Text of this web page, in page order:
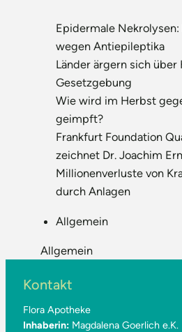
Epidermale
wegen Antiepileptika
Länder ärgern sich über
Gesetzgebung
Wie wird im Herbst
geimpft?
Frankfurt Foundation
zeichnet Dr. Joachim
Millionenverluste von
durch Anlagen
Allgemein
Allgemein
Kontakt
Flora Apotheke
Inhaberin: Magdalena Goerlich e.K.